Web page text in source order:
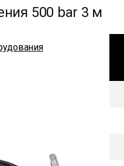
500 bar 3 м